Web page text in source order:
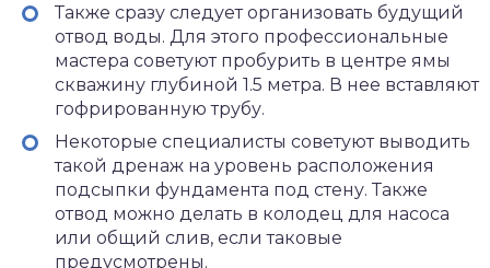
Также сразу следует организовать будущий
отвод воды. Для этого профессиональные
мастера советуют пробурить в центре ямы
скважину глубиной 1.5 метра. В нее вставляют
гофрированную трубу.
Некоторые специалисты советуют выводить
такой дренаж на уровень расположения
подсыпки фундамента под стену. Также
отвод можно делать в колодец для насоса
или общий слив, если таковые
предусмотрены.